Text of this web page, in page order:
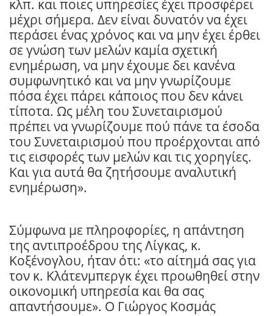
κλπ. και ποιες υπηρεσίες έχει προσφέρει
μέχρι σήμερα. Δεν είναι δυνατόν να έχει
περάσει ένας χρόνος και να μην έχει έρθει
σε γνώση των μελών καμία σχετική
ενημέρωση, να μην έχουμε δει κανένα
συμφωνητικό και να μην γνωρίζουμε
πόσα έχει πάρει κάποιος που δεν κάνει
τίποτα. Ως μέλη του Συνεταιρισμού
πρέπει να γνωρίζουμε πού πάνε τα έσοδα
του Συνεταιρισμού που προέρχονται από
τις εισφορές των μελών και τις χορηγίες.
Και για αυτά θα ζητήσουμε αναλυτική
ενημέρωση».
Σύμφωνα με πληροφορίες, η απάντηση
της αντιπροέδρου της Λίγκας, κ.
Κοξένογλου, ήταν ότι: «το αίτημά σας για
τον κ. Κλάτενμπεργκ έχει προωθηθεί στην
οικονομική υπηρεσία και θα σας
απαντήσουμε». Ο Γιώργος Κοσμάς